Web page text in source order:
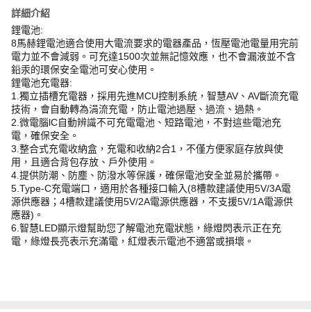
詳細介紹
鋰電池:
8馬赫鋰電池適合使用大電流要求的電器產品，恆壓電池電量用完前
電力並不會減弱。可充達1500次並無記憶效應，也不會漏液並不含
鉛汞的環保安全電池可安心使用。
鋰電池充電器:
1.獨立插槽充電器，採用先進MCU控制系統，智慧AV、AV斷流充電
技術，會自動轉為涓流充電，防止電池過壓、過流、過熱。
2.微電腦lC自動辨識不可充電電池、短路電池，不對這些電池充
電，確保安全。
3.整合式充電收納盒，充電和收納2合1，不僅方便家庭存放與使
用，且適合背包存放、戶外使用。
4.提供防潮、防塵、防潑水等保護，確保電池安全並易於攜帶。
5.Type-C充電端口，適用於各種接口輸入(8槽款建議使用5V/3A電
源供應器；4槽款建議使用5V/2A電源供應器，不支援5V/1A電源供
應器)。
6.智慧LED顯示燈幫助您了解電池充電狀態，綠燈閃表示正在充
電，綠燈長亮表示充滿電，紅燈表示電池不適當或損壞。